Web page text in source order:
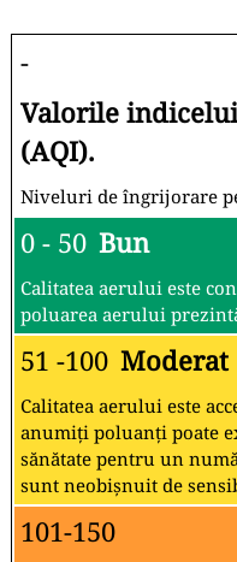
-
Valorile
(AQI).
Niveluri de îngrijorare
0 - 50 Bun
Calitatea aerului este
poluarea aerului
51 -100 Moderat
Calitatea aerului este
anumiți poluanți poate
sănătate pentru un
sunt neobișnuit de
101-150